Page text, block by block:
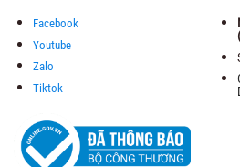
Facebook
Youtube
Zalo
Tiktok